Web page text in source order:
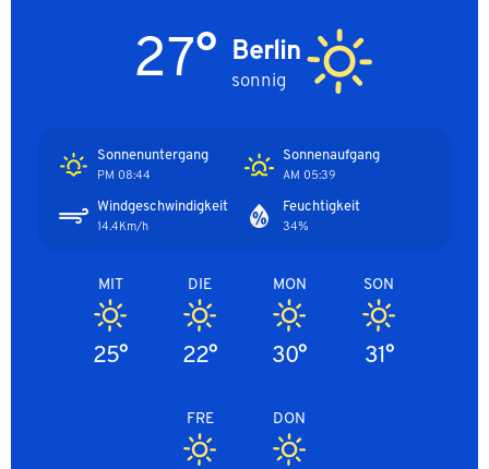
Berlin
sonnig
27°
Sonnenaufgang
05:39 AM
Sonnenuntergang
08:44 PM
Feuchtigkeit
34%
Windgeschwindigkeit
14.4Km/h
SON
31°
MON
30°
DIE
22°
MIT
25°
DON
FRE